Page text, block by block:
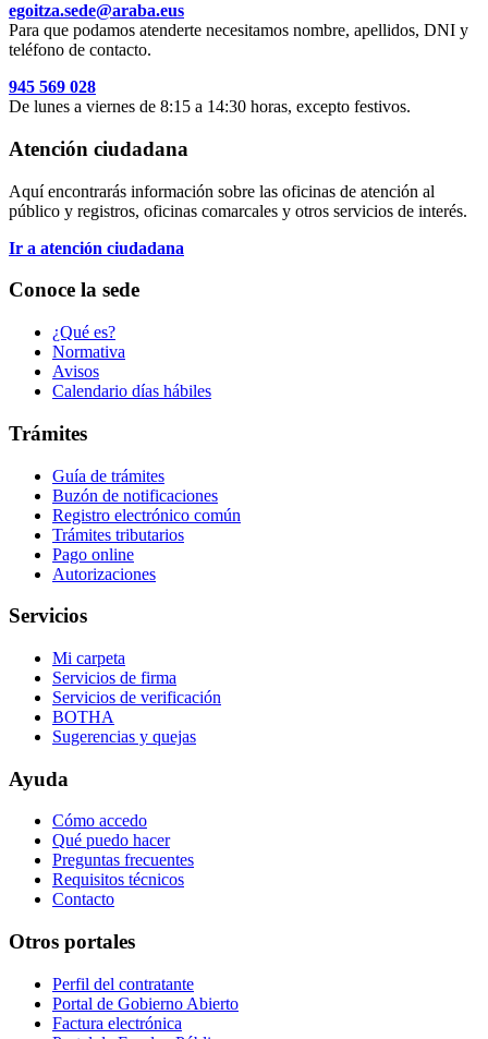
egoitza.sede@araba.eus
Para que podamos atenderte necesitamos nombre, apellidos, DNI y
teléfono de contacto.
945 569 028
De lunes a viernes de 8:15 a 14:30 horas, excepto festivos.
Atención ciudadana
Aquí encontrarás información sobre las oficinas de atención al
público y registros, oficinas comarcales y otros servicios de interés.
Ir a atención ciudadana
Conoce la sede
¿Qué es?
Normativa
Avisos
Calendario días hábiles
Trámites
Guía de trámites
Buzón de notificaciones
Registro electrónico común
Trámites tributarios
Pago online
Autorizaciones
Servicios
Mi carpeta
Servicios de firma
Servicios de verificación
BOTHA
Sugerencias y quejas
Ayuda
Cómo accedo
Qué puedo hacer
Preguntas frecuentes
Requisitos técnicos
Contacto
Otros portales
Perfil del contratante
Portal de Gobierno Abierto
Factura electrónica